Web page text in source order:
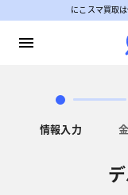
にこスマ買取
情報入力